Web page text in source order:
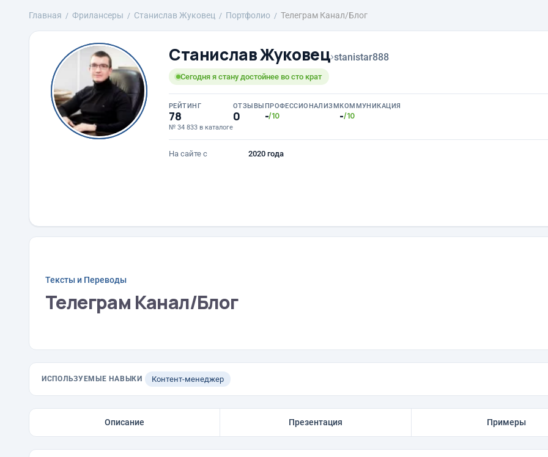
Главная Фрилансеры Станислав Жуковец Портфолио Телеграм Канал/Блог
Станислав Жуковец›stanistar888
Сегодня я стану достойнее во сто крат
РЕЙТИНГ
78
№ 34 833 в каталоге
ОТЗЫВЫ
0
ПРОФЕССИОНАЛИЗМ
-/10
КОММУНИКАЦИЯ
-/10
На сайте с 2020 года
Тексты и Переводы
Телеграм Канал/Блог
ИСПОЛЬЗУЕМЫЕ НАВЫКИ Контент-менеджер
Описание Презентация Примеры